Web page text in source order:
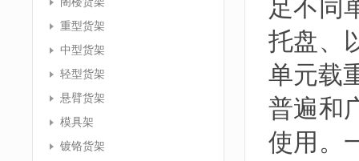
重型货架
中型货架
轻型货架
悬臂货架
模具架
镀铬货架
足不同
托盘、
单元载
普遍和
使用。